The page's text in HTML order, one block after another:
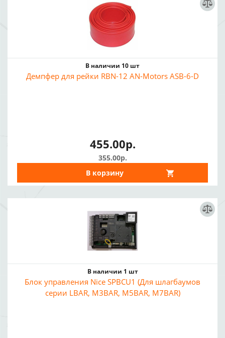
В наличии 10 шт
Демпфер для рейки RBN-12 AN-Motors ASB-6-D
455.00р.
355.00р.
В корзину
В наличии 1 шт
Блок управления Nice SPBCU1 (Для шлагбаумов
серии LBAR, M3BAR, M5BAR, M7BAR)